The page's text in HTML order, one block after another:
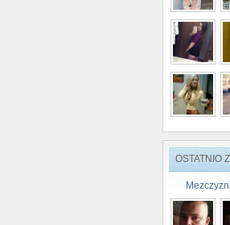
OSTATNIO